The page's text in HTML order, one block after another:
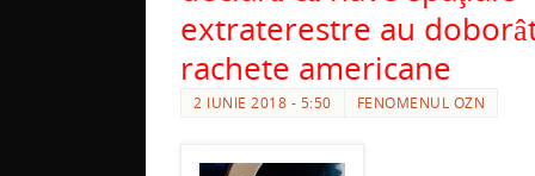
extraterestre au
rachete americane
2 IUNIE 2018 - 5:50 FENOMENUL OZN